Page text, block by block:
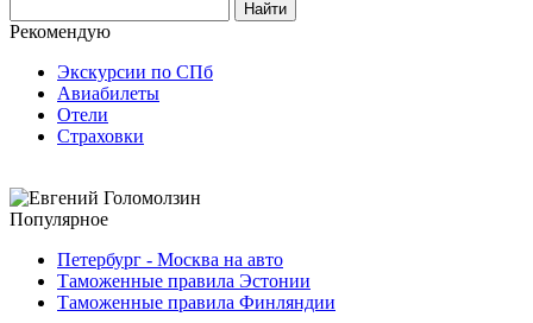
Рекомендую
Экскурсии по СПб
Авиабилеты
Отели
Страховки
Популярное
Петербург - Москва на авто
Таможенные правила Эстонии
Таможенные правила Финляндии